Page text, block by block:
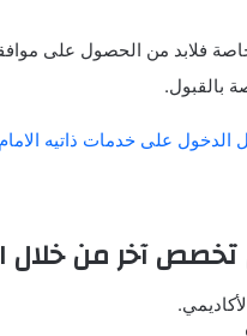
فلابد من الحصول على
بالقبول.
الدخول على خدمات ذاتيه الامام
آخر من خلال